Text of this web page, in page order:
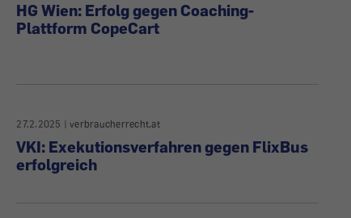
HG Wien: Erfolg gegen Coaching-
Plattform CopeCart
27.2.2025 |verbraucherrecht.at
VKI: Exekutionsverfahren gegen FlixBus
erfolgreich